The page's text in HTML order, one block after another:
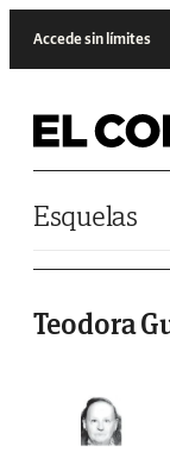
Accede sin límites
Esquelas
Teodora